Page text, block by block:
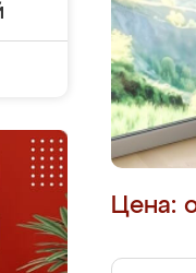
Цена: